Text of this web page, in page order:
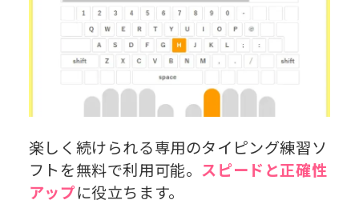
楽しく続けられる専用のタイピング練習ソ
フトを無料で利用可能。 スピードと正確性
アップに役立ちます。